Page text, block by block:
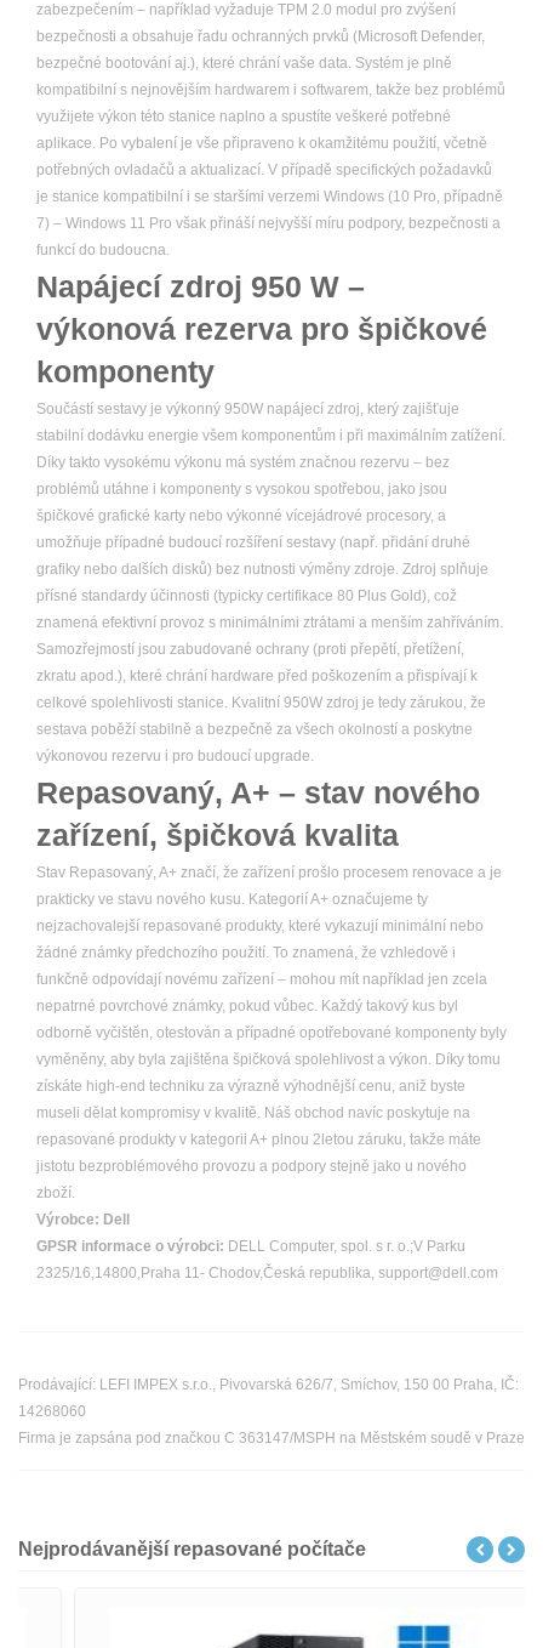
zabezpečením – například vyžaduje TPM 2.0 modul pro zvýšení
bezpečnosti a obsahuje řadu ochranných prvků (Microsoft Defender,
bezpečné bootování aj.), které chrání vaše data. Systém je plně
kompatibilní s nejnovějším hardwarem i softwarem, takže bez problémů
využijete výkon této stanice naplno a spustíte veškeré potřebné
aplikace. Po vybalení je vše připraveno k okamžitému použití, včetně
potřebných ovladačů a aktualizací. V případě specifických požadavků
je stanice kompatibilní i se staršími verzemi Windows (10 Pro, případně
7) – Windows 11 Pro však přináší nejvyšší míru podpory, bezpečnosti a
funkcí do budoucna.
Napájecí zdroj 950 W –
výkonová rezerva pro špičkové
komponenty
Součástí sestavy je výkonný 950W napájecí zdroj, který zajišťuje
stabilní dodávku energie všem komponentům i při maximálním zatížení.
Díky takto vysokému výkonu má systém značnou rezervu – bez
problémů utáhne i komponenty s vysokou spotřebou, jako jsou
špičkové grafické karty nebo výkonné vícejádrové procesory, a
umožňuje případné budoucí rozšíření sestavy (např. přidání druhé
grafiky nebo dalších disků) bez nutnosti výměny zdroje. Zdroj splňuje
přísné standardy účinnosti (typicky certifikace 80 Plus Gold), což
znamená efektivní provoz s minimálními ztrátami a menším zahříváním.
Samozřejmostí jsou zabudované ochrany (proti přepětí, přetížení,
zkratu apod.), které chrání hardware před poškozením a přispívají k
celkové spolehlivosti stanice. Kvalitní 950W zdroj je tedy zárukou, že
sestava poběží stabilně a bezpečně za všech okolností a poskytne
výkonovou rezervu i pro budoucí upgrade.
Repasovaný, A+ – stav nového
zařízení, špičková kvalita
Stav Repasovaný, A+ značí, že zařízení prošlo procesem renovace a je
prakticky ve stavu nového kusu. Kategorií A+ označujeme ty
nejzachovalejší repasované produkty, které vykazují minimální nebo
žádné známky předchozího použití. To znamená, že vzhledově i
funkčně odpovídají novému zařízení – mohou mít například jen zcela
nepatrné povrchové známky, pokud vůbec. Každý takový kus byl
odborně vyčištěn, otestován a případné opotřebované komponenty byly
vyměněny, aby byla zajištěna špičková spolehlivost a výkon. Díky tomu
získáte high-end techniku za výrazně výhodnější cenu, aniž byste
museli dělat kompromisy v kvalitě. Náš obchod navíc poskytuje na
repasované produkty v kategorii A+ plnou 2letou záruku, takže máte
jistotu bezproblémového provozu a podpory stejně jako u nového
zboží.
Výrobce: Dell
GPSR informace o výrobci: DELL Computer, spol. s r. o.;V Parku
2325/16,14800,Praha 11- Chodov,Česká republika, support@dell.com
Prodávající: LEFI IMPEX s.r.o., Pivovarská 626/7, Smíchov, 150 00 Praha, IČ:
14268060
Firma je zapsána pod značkou C 363147/MSPH na Městském soudě v Praze
Nejprodávanější repasované počítače